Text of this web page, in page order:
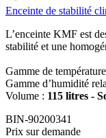
Enceinte de stabilité
L’enceinte KMF est
stabilité et une
Gamme de
Gamme d’humidité
Volume : 115 litres -
BIN-90200341
Prix sur demande